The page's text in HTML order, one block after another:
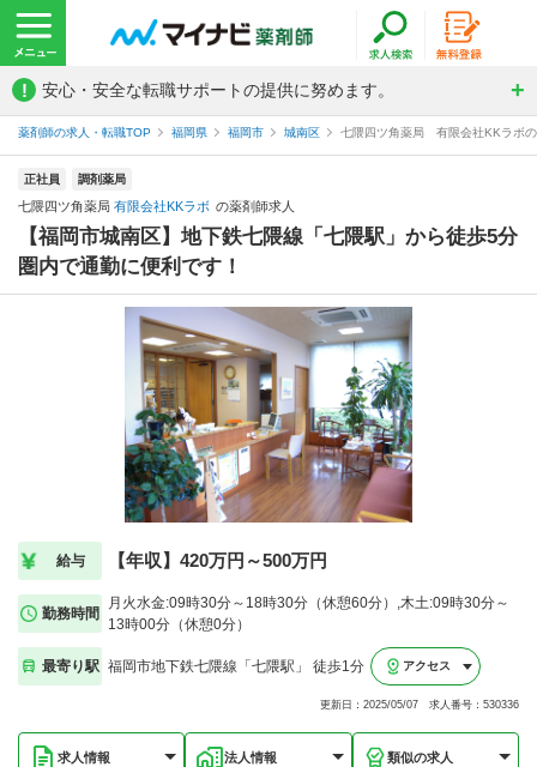
! 安心・安全な転職サポートの提供に努めます。
薬剤師の求人・転職TOP 福岡県 福岡市 城南区 七隈四ツ角薬局 有限会社KKラボ
正社員 調剤薬局
七隈四ツ角薬局 有限会社KKラボ の薬剤師求人
【福岡市城南区】地下鉄七隈線「七隈駅」から徒歩5分
圏内で通勤に便利です！
給与 【年収】420万円～500万円
勤務時間
月火水金:09時30分～18時30分（休憩60分）,木土:09時30分～
13時00分（休憩0分）
最寄り駅 福岡市地下鉄七隈線「七隈駅」 徒歩1分 アクセス
更新日：2025/05/07 求人番号：530336
求人情報 法人情報 類似の求人